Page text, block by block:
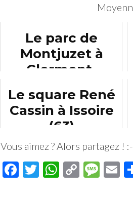
Le parc de
Montjuzet à
Clermont-
Le square René
Cassin à Issoire
(63)
Vous aimez ? Alors partagez !
Facebook
TwitterCopy